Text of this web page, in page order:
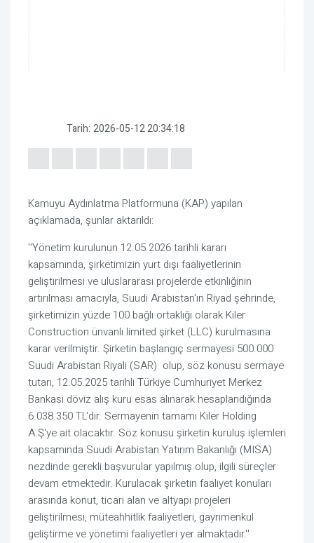
Tarih: 2026-05-12 20:34:18
Kamuyu Aydınlatma Platformuna (KAP) yapılan
açıklamada, şunlar aktarıldı:
''Yönetim kurulunun 12.05.2026 tarihli kararı
kapsamında, şirketimizin yurt dışı faaliyetlerinin
geliştirilmesi ve uluslararası projelerde etkinliğinin
artırılması amacıyla, Suudi Arabistan'ın Riyad şehrinde,
şirketimizin yüzde 100 bağlı ortaklığı olarak Kiler
Construction ünvanlı limited şirket (LLC) kurulmasına
karar verilmiştir. Şirketin başlangıç sermayesi 500.000
Suudi Arabistan Riyali (SAR) olup, söz konusu sermaye
tutarı, 12.05.2025 tarihli Türkiye Cumhuriyet Merkez
Bankası döviz alış kuru esas alınarak hesaplandığında
6.038.350 TL'dir. Sermayenin tamamı Kiler Holding
A.Ş'ye ait olacaktır. Söz konusu şirketin kuruluş işlemleri
kapsamında Suudi Arabistan Yatırım Bakanlığı (MISA)
nezdinde gerekli başvurular yapılmış olup, ilgili süreçler
devam etmektedir. Kurulacak şirketin faaliyet konuları
arasında konut, ticari alan ve altyapı projeleri
geliştirilmesi, müteahhitlik faaliyetleri, gayrimenkul
geliştirme ve yönetimi faaliyetleri yer almaktadır.''